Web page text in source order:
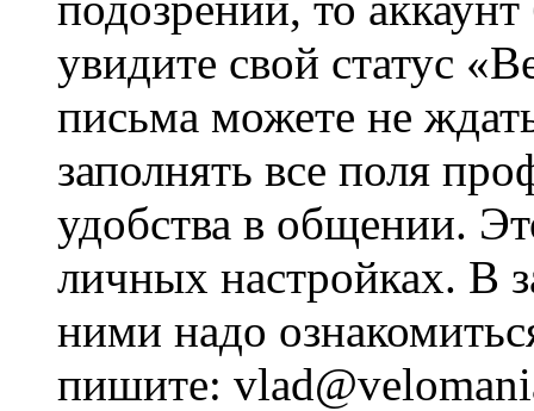
увидите свой статус
письма можете не
заполнять все поля
удобства в общении.
личных настройках. В
ними надо
пишите: